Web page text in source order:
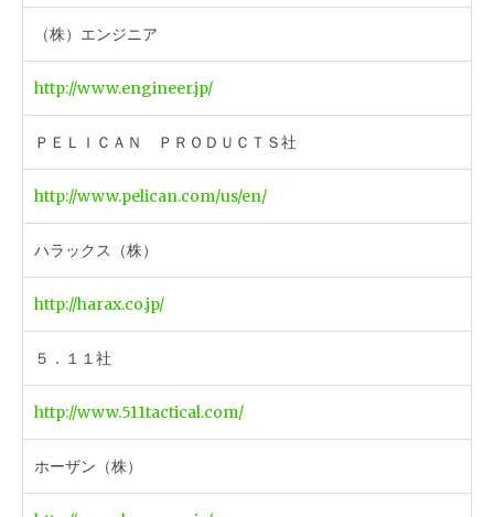
（株）エンジニア
http://www.engineer.jp/
ＰＥＬＩＣＡＮ ＰＲＯＤＵＣＴＳ社
http://www.pelican.com/us/en/
ハラックス（株）
http://harax.co.jp/
５．１１社
http://www.511tactical.com/
ホーザン（株）